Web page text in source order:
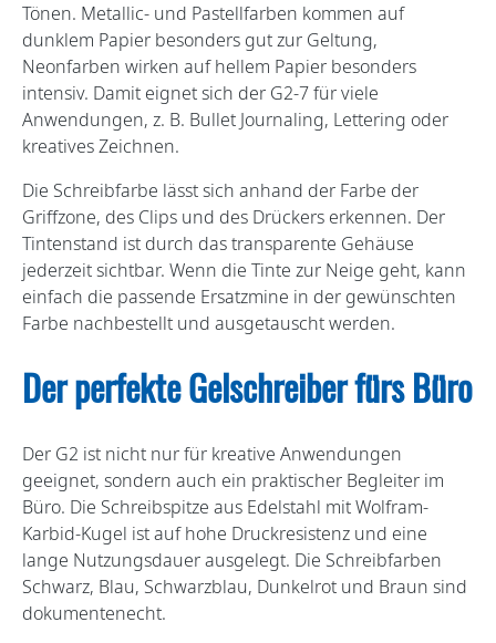
Tönen. Metallic- und Pastellfarben kommen auf
dunklem Papier besonders gut zur Geltung,
Neonfarben wirken auf hellem Papier besonders
intensiv. Damit eignet sich der G2-7 für viele
Anwendungen, z. B. Bullet Journaling, Lettering oder
kreatives Zeichnen.
Die Schreibfarbe lässt sich anhand der Farbe der
Griffzone, des Clips und des Drückers erkennen. Der
Tintenstand ist durch das transparente Gehäuse
jederzeit sichtbar. Wenn die Tinte zur Neige geht, kann
einfach die passende Ersatzmine in der gewünschten
Farbe nachbestellt und ausgetauscht werden.
Der perfekte Gelschreiber fürs Büro
Der G2 ist nicht nur für kreative Anwendungen
geeignet, sondern auch ein praktischer Begleiter im
Büro. Die Schreibspitze aus Edelstahl mit Wolfram-
Karbid-Kugel ist auf hohe Druckresistenz und eine
lange Nutzungsdauer ausgelegt. Die Schreibfarben
Schwarz, Blau, Schwarzblau, Dunkelrot und Braun sind
dokumentenecht.